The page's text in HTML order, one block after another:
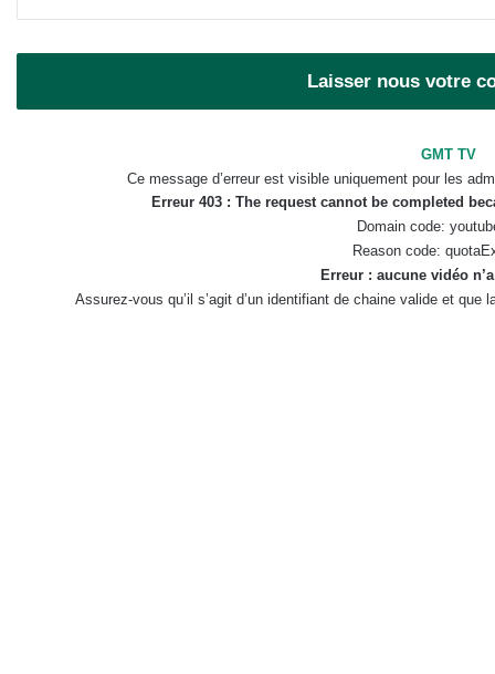
Laisser nous votre
GMT TV
Ce message d’erreur est visible uniquement pour les
Erreur 403 : The request cannot be completed
Domain code:
Reason code:
Erreur : aucune vidéo
Assurez-vous qu’il s’agit d’un identifiant de chaine valide et